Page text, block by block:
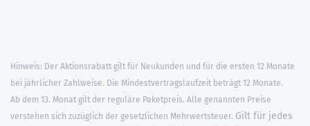
Hinweis: Der Aktionsrabatt gilt für Neukunden und für die ersten 12 Monate
bei jährlicher Zahlweise. Die Mindestvertragslaufzeit beträgt 12 Monate.
Ab dem 13. Monat gilt der reguläre Paketpreis. Alle genannten Preise
verstehen sich zuzüglich der gesetzlichen Mehrwertsteuer. Gilt für jedes